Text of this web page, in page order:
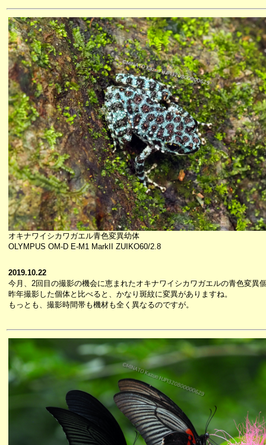
オキナワイシカワガエル青色変異幼体
OLYMPUS OM-D E-M1 MarkII ZUIKO60/2.8
2019.10.22
今月、2回目の撮影の機会に恵まれたオキナワイシカワガエルの青色変異
昨年撮影した個体と比べると、かなり斑紋に変異がありますね。
もっとも、撮影時間帯も機材も全く異なるのですが。